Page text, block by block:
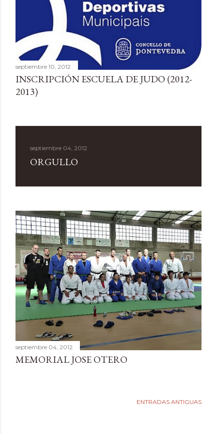
s
septiembre 10, 2012
INSCRIPCIÓN ESCUELA DE JUDO (2012-
2013)
septiembre 04, 2012
ORGULLO
septiembre 04, 2012
MEMORIAL JOSE OTERO
ENTRADAS ANTIGUAS